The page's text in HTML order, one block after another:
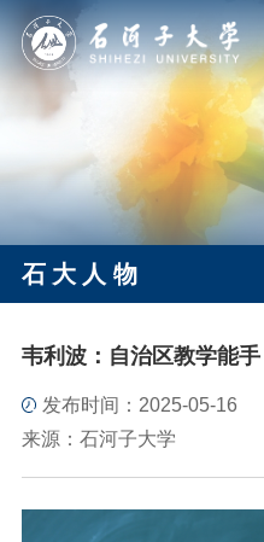
石大人物
韦利波：自治区教学能手
发布时间：2025-05-16
来源：石河子大学